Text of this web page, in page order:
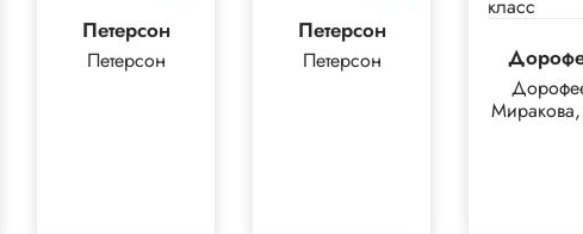
Петерсон
Петерсон
Петерсон
Петерсон
Миракова,